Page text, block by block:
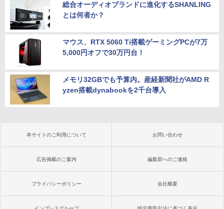
総合オーディオブランドに進化するSHANLING
とは何者か？
マウス、RTX 5060 Ti搭載ゲーミングPCが7万
5,000円オフで30万円台！
メモリ32GBでも予算内。産経新聞社がAMD R
yzen搭載dynabookを2千台導入
本サイトのご利用について お問い合わせ
広告掲載のご案内 編集部へのご連絡
プライバシーポリシー 会社概要